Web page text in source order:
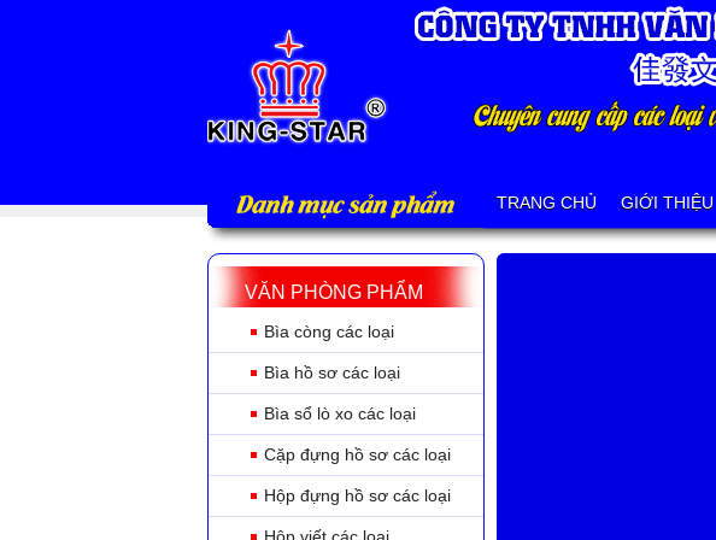
Danh mục sản phẩm TRANG CHỦ GIỚI THIỆU
VĂN PHÒNG PHẨM
Bìa còng các loại
Bìa hồ sơ các loại
Bìa sổ lò xo các loại
Cặp đựng hồ sơ các loại
Hộp đựng hồ sơ các loại